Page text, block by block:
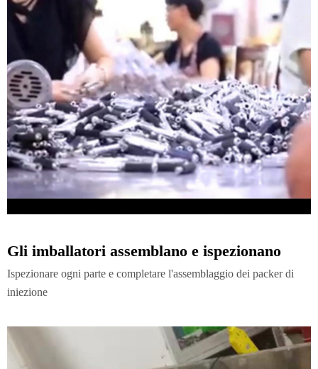
Gli imballatori assemblano e ispezionano
Ispezionare ogni parte e completare l'assemblaggio dei packer di
iniezione